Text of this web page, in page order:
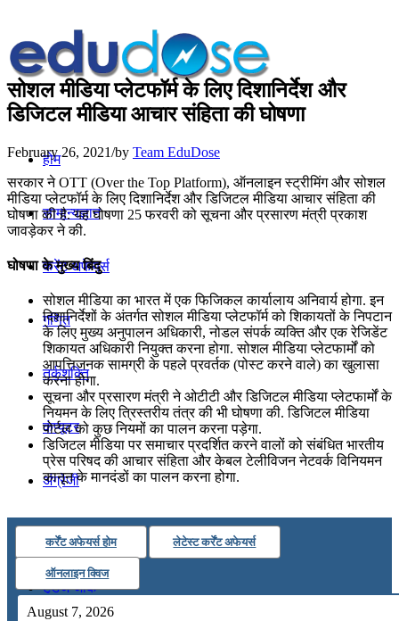
होम
सामान्यज्ञान
करेंट अफेयर्स
गणित
तर्कशक्ति
कंप्यूटर
अंग्रेजी
मॉक टेस्ट
टुडेज जीके
सोशल मीडिया प्लेटफॉर्म के लिए दिशानिर्देश और
डिजिटल मीडिया आचार संहिता की घोषणा
February 26, 2021/by Team EduDose
सरकार ने OTT (Over the Top Platform), ऑनलाइन स्ट्रीमिंग और सोशल
मीडिया प्लेटफॉर्म के लिए दिशानिर्देश और डिजिटल मीडिया आचार संहिता की
घोषणा की है. यह घोषणा 25 फरवरी को सूचना और प्रसारण मंत्री प्रकाश
जावड़ेकर ने की.
घोषणा के मुख्य बिंदु
सोशल मीडिया का भारत में एक फिजिकल कार्यालाय अनिवार्य होगा. इन
दिशानिर्देशों के अंतर्गत सोशल मीडिया प्लेटफॉर्म को शिकायतों के निपटान
के लिए मुख्य अनुपालन अधिकारी, नोडल संपर्क व्यक्ति और एक रेजिडेंट
शिकायत अधिकारी नियुक्त करना होगा. सोशल मीडिया प्लेटफार्मों को
आपत्तिजनक सामग्री के पहले प्रवर्तक (पोस्ट करने वाले) का खुलासा
करना होगा.
सूचना और प्रसारण मंत्री ने ओटीटी और डिजिटल मीडिया प्लेटफार्मों के
नियमन के लिए त्रिस्तरीय तंत्र की भी घोषणा की. डिजिटल मीडिया
पोर्टल को कुछ नियमों का पालन करना पड़ेगा.
डिजिटल मीडिया पर समाचार प्रदर्शित करने वालों को संबंधित भारतीय
प्रेस परिषद की आचार संहिता और केबल टेलीविजन नेटवर्क विनियमन
कानून के मानदंडों का पालन करना होगा.
कर्रेंट अफेयर्स होम लेटेस्ट कर्रेंट अफेयर्स
ऑनलाइन क्विज
August 7, 2026